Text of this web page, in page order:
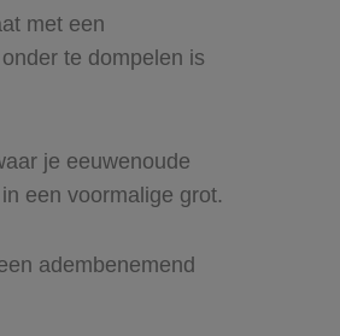
met een
te dompelen is
je eeuwenoude
een voormalige grot.
adembenemend